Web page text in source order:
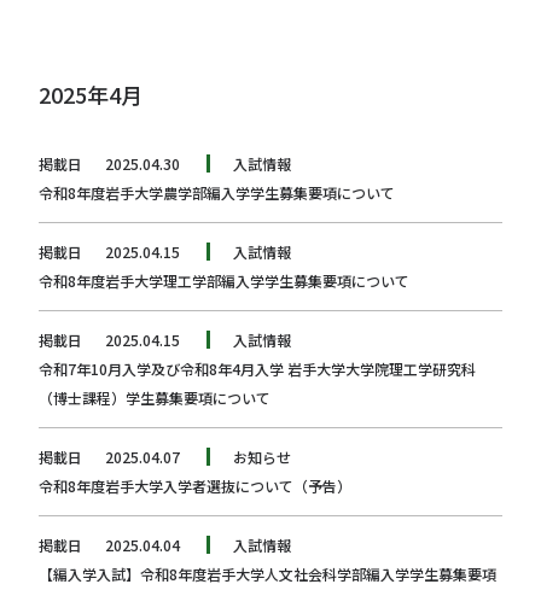
2025年4月
掲載日 2025.04.30
入試情報
令和8年度岩手大学農学部編入学学生募集要項について
掲載日 2025.04.15
入試情報
令和8年度岩手大学理工学部編入学学生募集要項について
掲載日 2025.04.15
入試情報
令和7年10月入学及び令和8年4月入学 岩手大学大学院理工学研究科
（博士課程）学生募集要項について
掲載日 2025.04.07
お知らせ
令和8年度岩手大学入学者選抜について（予告）
掲載日 2025.04.04
入試情報
【編入学入試】令和8年度岩手大学人文社会科学部編入学学生募集要項